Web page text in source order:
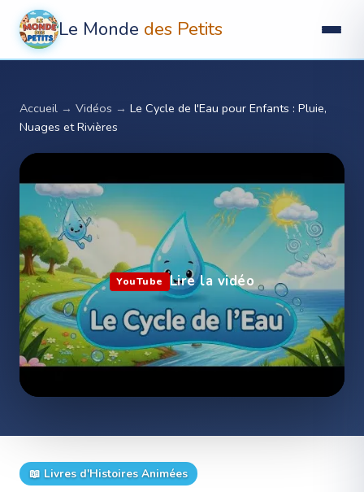
Le Monde des Petits
Accueil → Vidéos → Le Cycle de l'Eau pour Enfants : Pluie,
Nuages et Rivières
YouTube Lire la vidéo
📖 Livres d'Histoires Animées